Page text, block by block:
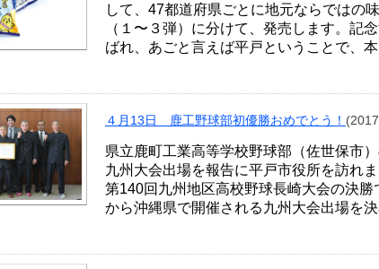
して、47都道府県ごとに地元ならではの
（１〜３弾）に分けて、発売します。記
ばれ、あごと言えば平戸ということで、
４月13日 鹿工野球部初優勝おめでとう！
県立鹿町工業高等学校野球部（佐世保市
九州大会出場を報告に平戸市役所を訪れ
第140回九州地区高校野球長崎大会の決
から沖縄県で開催される九州大会出場を